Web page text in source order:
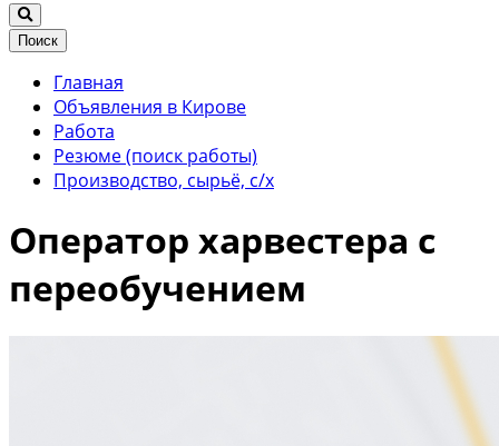
Поиск
Главная
Объявления в Кирове
Работа
Резюме (поиск работы)
Производство, сырьё, с/х
Оператор харвестера с
переобучением